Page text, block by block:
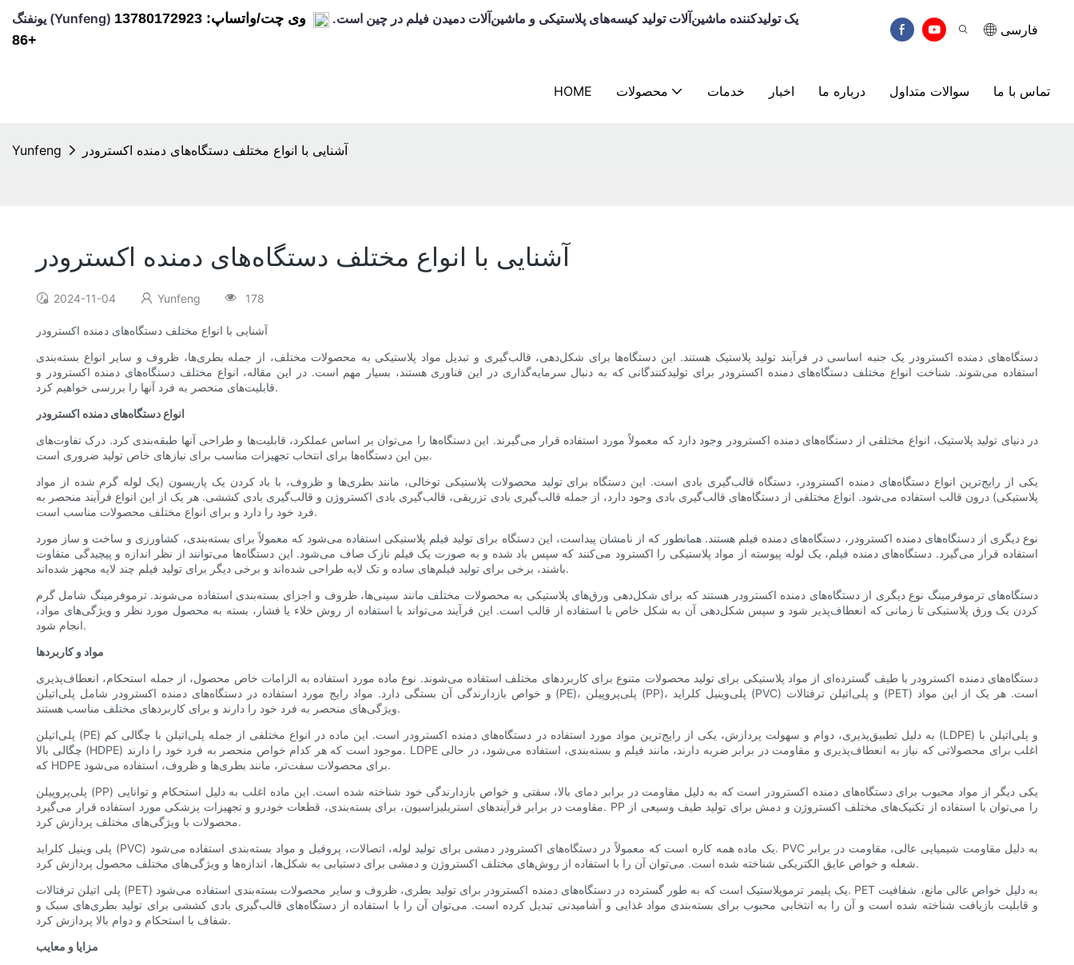
یونفنگ (Yunfeng) یک تولیدکننده ماشین‌آلات تولید کیسه‌های پلاستیکی و ماشین‌آلات دمیدن فیلم در چین است.
وی چت/واتساپ: 13780172923
86+
فارسی
HOME محصولات خدمات اخبار درباره ما سوالات متداول تماس با ما
Yunfeng آشنایی با انواع مختلف دستگاه‌های دمنده اکسترودر
آشنایی با انواع مختلف دستگاه‌های دمنده اکسترودر
2024-11-04 Yunfeng 178
آشنایی با انواع مختلف دستگاه‌های دمنده اکسترودر
دستگاه‌های دمنده اکسترودر یک جنبه اساسی در فرآیند تولید پلاستیک هستند. این دستگاه‌ها برای شکل‌دهی، قالب‌گیری و تبدیل مواد پلاستیکی به محصولات مختلف، از جمله بطری‌ها، ظروف و سایر انواع بسته‌بندی
استفاده می‌شوند. شناخت انواع مختلف دستگاه‌های دمنده اکسترودر برای تولیدکنندگانی که به دنبال سرمایه‌گذاری در این فناوری هستند، بسیار مهم است. در این مقاله، انواع مختلف دستگاه‌های دمنده اکسترودر و
قابلیت‌های منحصر به فرد آنها را بررسی خواهیم کرد.
انواع دستگاه‌های دمنده اکسترودر
در دنیای تولید پلاستیک، انواع مختلفی از دستگاه‌های دمنده اکسترودر وجود دارد که معمولاً مورد استفاده قرار می‌گیرند. این دستگاه‌ها را می‌توان بر اساس عملکرد، قابلیت‌ها و طراحی آنها طبقه‌بندی کرد. درک تفاوت‌های
بین این دستگاه‌ها برای انتخاب تجهیزات مناسب برای نیازهای خاص تولید ضروری است.
یکی از رایج‌ترین انواع دستگاه‌های دمنده اکسترودر، دستگاه قالب‌گیری بادی است. این دستگاه برای تولید محصولات پلاستیکی توخالی، مانند بطری‌ها و ظروف، با باد کردن یک پاریسون (یک لوله گرم شده از مواد
پلاستیکی) درون قالب استفاده می‌شود. انواع مختلفی از دستگاه‌های قالب‌گیری بادی وجود دارد، از جمله قالب‌گیری بادی تزریقی، قالب‌گیری بادی اکستروژن و قالب‌گیری بادی کششی. هر یک از این انواع فرآیند منحصر به
فرد خود را دارد و برای انواع مختلف محصولات مناسب است.
نوع دیگری از دستگاه‌های دمنده اکسترودر، دستگاه‌های دمنده فیلم هستند. همانطور که از نامشان پیداست، این دستگاه برای تولید فیلم پلاستیکی استفاده می‌شود که معمولاً برای بسته‌بندی، کشاورزی و ساخت و ساز مورد
استفاده قرار می‌گیرد. دستگاه‌های دمنده فیلم، یک لوله پیوسته از مواد پلاستیکی را اکسترود می‌کنند که سپس باد شده و به صورت یک فیلم نازک صاف می‌شود. این دستگاه‌ها می‌توانند از نظر اندازه و پیچیدگی متفاوت
باشند، برخی برای تولید فیلم‌های ساده و تک لایه طراحی شده‌اند و برخی دیگر برای تولید فیلم چند لایه مجهز شده‌اند.
دستگاه‌های ترموفرمینگ نوع دیگری از دستگاه‌های دمنده اکسترودر هستند که برای شکل‌دهی ورق‌های پلاستیکی به محصولات مختلف مانند سینی‌ها، ظروف و اجزای بسته‌بندی استفاده می‌شوند. ترموفرمینگ شامل گرم
کردن یک ورق پلاستیکی تا زمانی که انعطاف‌پذیر شود و سپس شکل‌دهی آن به شکل خاص با استفاده از قالب است. این فرآیند می‌تواند با استفاده از روش خلاء یا فشار، بسته به محصول مورد نظر و ویژگی‌های مواد،
انجام شود.
مواد و کاربردها
دستگاه‌های دمنده اکسترودر با طیف گسترده‌ای از مواد پلاستیکی برای تولید محصولات متنوع برای کاربردهای مختلف استفاده می‌شوند. نوع ماده مورد استفاده به الزامات خاص محصول، از جمله استحکام، انعطاف‌پذیری
و خواص بازدارندگی آن بستگی دارد. مواد رایج مورد استفاده در دستگاه‌های دمنده اکسترودر شامل پلی‌اتیلن (PE)، پلی‌پروپیلن (PP)، پلی‌وینیل کلراید (PVC) و پلی‌اتیلن ترفتالات (PET) است. هر یک از این مواد
ویژگی‌های منحصر به فرد خود را دارند و برای کاربردهای مختلف مناسب هستند.
پلی‌اتیلن (PE) به دلیل تطبیق‌پذیری، دوام و سهولت پردازش، یکی از رایج‌ترین مواد مورد استفاده در دستگاه‌های دمنده اکسترودر است. این ماده در انواع مختلفی از جمله پلی‌اتیلن با چگالی کم (LDPE) و پلی‌اتیلن با
چگالی بالا (HDPE) موجود است که هر کدام خواص منحصر به فرد خود را دارند. LDPE اغلب برای محصولاتی که نیاز به انعطاف‌پذیری و مقاومت در برابر ضربه دارند، مانند فیلم و بسته‌بندی، استفاده می‌شود، در حالی
که HDPE برای محصولات سفت‌تر، مانند بطری‌ها و ظروف، استفاده می‌شود.
پلی‌پروپیلن (PP) یکی دیگر از مواد محبوب برای دستگاه‌های دمنده اکسترودر است که به دلیل مقاومت در برابر دمای بالا، سفتی و خواص بازدارندگی خود شناخته شده است. این ماده اغلب به دلیل استحکام و توانایی
مقاومت در برابر فرآیندهای استریلیزاسیون، برای بسته‌بندی، قطعات خودرو و تجهیزات پزشکی مورد استفاده قرار می‌گیرد. PP را می‌توان با استفاده از تکنیک‌های مختلف اکستروژن و دمش برای تولید طیف وسیعی از
محصولات با ویژگی‌های مختلف پردازش کرد.
پلی وینیل کلراید (PVC) یک ماده همه کاره است که معمولاً در دستگاه‌های اکسترودر دمشی برای تولید لوله، اتصالات، پروفیل و مواد بسته‌بندی استفاده می‌شود. PVC به دلیل مقاومت شیمیایی عالی، مقاومت در برابر
شعله و خواص عایق الکتریکی شناخته شده است. می‌توان آن را با استفاده از روش‌های مختلف اکستروژن و دمشی برای دستیابی به شکل‌ها، اندازه‌ها و ویژگی‌های مختلف محصول پردازش کرد.
پلی اتیلن ترفتالات (PET) یک پلیمر ترموپلاستیک است که به طور گسترده در دستگاه‌های دمنده اکسترودر برای تولید بطری، ظروف و سایر محصولات بسته‌بندی استفاده می‌شود. PET به دلیل خواص عالی مانع، شفافیت
و قابلیت بازیافت شناخته شده است و آن را به انتخابی محبوب برای بسته‌بندی مواد غذایی و آشامیدنی تبدیل کرده است. می‌توان آن را با استفاده از دستگاه‌های قالب‌گیری بادی کششی برای تولید بطری‌های سبک و
شفاف با استحکام و دوام بالا پردازش کرد.
مزایا و معایب